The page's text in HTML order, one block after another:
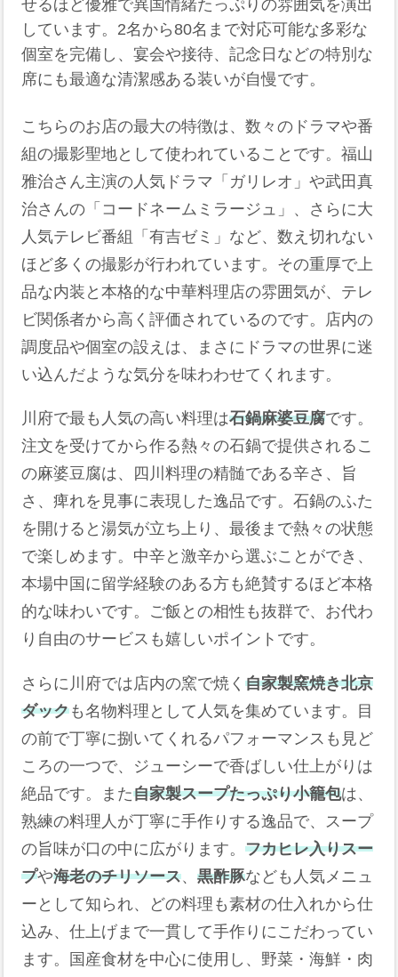
せるほど優雅で異国情緒たっぷりの雰囲気を演出
しています。2名から80名まで対応可能な多彩な
個室を完備し、宴会や接待、記念日などの特別な
席にも最適な清潔感ある装いが自慢です。
こちらのお店の最大の特徴は、数々のドラマや番
組の撮影聖地として使われていることです。福山
雅治さん主演の人気ドラマ「ガリレオ」や武田真
治さんの「コードネームミラージュ」、さらに大
人気テレビ番組「有吉ゼミ」など、数え切れない
ほど多くの撮影が行われています。その重厚で上
品な内装と本格的な中華料理店の雰囲気が、テレ
ビ関係者から高く評価されているのです。店内の
調度品や個室の設えは、まさにドラマの世界に迷
い込んだような気分を味わわせてくれます。
川府で最も人気の高い料理は石鍋麻婆豆腐です。
注文を受けてから作る熱々の石鍋で提供されるこ
の麻婆豆腐は、四川料理の精髄である辛さ、旨
さ、痺れを見事に表現した逸品です。石鍋のふた
を開けると湯気が立ち上り、最後まで熱々の状態
で楽しめます。中辛と激辛から選ぶことができ、
本場中国に留学経験のある方も絶賛するほど本格
的な味わいです。ご飯との相性も抜群で、お代わ
り自由のサービスも嬉しいポイントです。
さらに川府では店内の窯で焼く自家製窯焼き北京
ダックも名物料理として人気を集めています。目
の前で丁寧に捌いてくれるパフォーマンスも見ど
ころの一つで、ジューシーで香ばしい仕上がりは
絶品です。また自家製スープたっぷり小籠包は、
熟練の料理人が丁寧に手作りする逸品で、スープ
の旨味が口の中に広がります。フカヒレ入りスー
プや海老のチリソース、黒酢豚なども人気メニュ
ーとして知られ、どの料理も素材の仕入れから仕
込み、仕上げまで一貫して手作りにこだわってい
ます。国産食材を中心に使用し、野菜・海鮮・肉